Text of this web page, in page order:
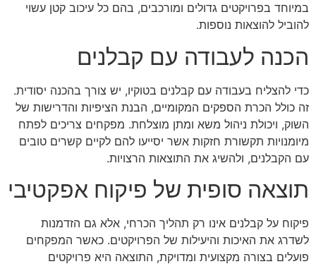
במיוחד בפרויקטים גדולים ומורכבים, בהם כל עיכוב קטן עשוי
להוביל להוצאות נוספות.
הכנה לעבודה עם קבלנים
כדי להצליח בעבודה עם קבלנים בטוקיו, יש צורך בהכנה יסודית.
זה כולל הכרת הספקים המקומיים, הבנת הציפיות והדרישות של
השוק, ויכולת ניהול משא ומתן מוצלחת. מפקחים צריכים לפתח
מיומנויות תקשורת חזקות אשר יסייעו להם לקיים קשרים טובים
עם הקבלנים, ולהשיג את התוצאות הרצויות.
תוצאה סופית של פיקוח אפקטיבי
פיקוח על קבלנים אינו רק תהליך הכרחי, אלא גם הזדמנות
לשדרג את האיכות והיעילות של הפרויקטים. כאשר המפקחים
פועלים בצורה מקצועית ומדויקת, התוצאה היא פרויקטים